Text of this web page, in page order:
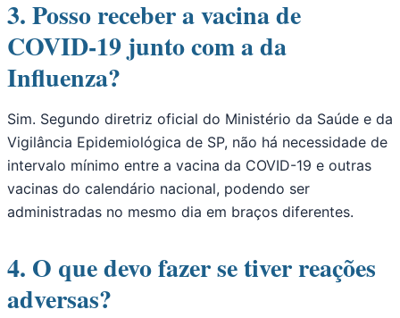
3. Posso receber a vacina de
COVID-19 junto com a da
Influenza?
Sim. Segundo diretriz oficial do Ministério da Saúde e da
Vigilância Epidemiológica de SP, não há necessidade de
intervalo mínimo entre a vacina da COVID-19 e outras
vacinas do calendário nacional, podendo ser
administradas no mesmo dia em braços diferentes.
4. O que devo fazer se tiver reações
adversas?